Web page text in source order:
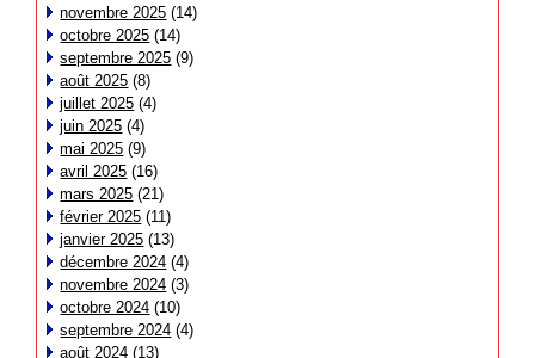
novembre 2025 (14)
octobre 2025 (14)
septembre 2025 (9)
août 2025 (8)
juillet 2025 (4)
juin 2025 (4)
mai 2025 (9)
avril 2025 (16)
mars 2025 (21)
février 2025 (11)
janvier 2025 (13)
décembre 2024 (4)
novembre 2024 (3)
octobre 2024 (10)
septembre 2024 (4)
août 2024 (13)